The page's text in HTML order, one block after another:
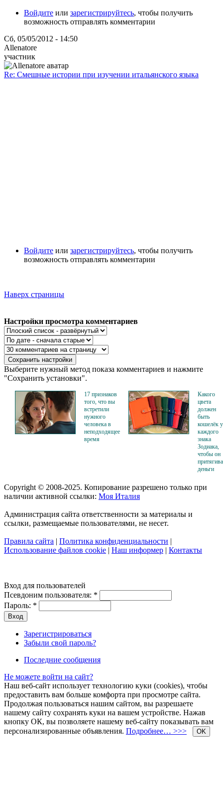
Войдите или зарегистрируйтесь, чтобы получить
возможность отправлять комментарии
Сб, 05/05/2012 - 14:50
Allenatore
участник
Re: Смешные истории при изучении итальянского языка
Войдите или зарегистрируйтесь, чтобы получить
возможность отправлять комментарии
Наверх страницы
Настройки просмотра комментариев
Выберите нужный метод показа комментариев и нажмите
"Сохранить установки".
17 признаков
того, что вы
встретили
нужного
человека в
неподходящее
время
Какого
цвета
должен
быть
кошелёк у
каждого
знака
Зодиака,
чтобы он
деньги
Copyright © 2008-2025. Копирование разрешено только при
наличии активной ссылки: Моя Италия
Администрация сайта ответственности за материалы и
ссылки, размещаемые пользователями, не несет.
Правила сайта | Политика конфиденциальности |
Использование файлов cookie | Наш информер | Контакты
Вход для пользователей
Псевдоним пользователя: *
Пароль: *
Зарегистрироваться
Забыли свой пароль?
Последние сообщения
Не можете войти на сайт?
Наш веб-сайт использует технологию куки (cookies), чтобы
предоставить вам больше комфорта при просмотре сайта.
Продолжая пользоваться нашим сайтом, вы разрешаете
нашему сайту сохранять куки на вашем устройстве. Нажав
кнопку ОК, вы позволяете нашему веб-сайту показывать вам
персонализированные объявления. Подробнее… >>> OK